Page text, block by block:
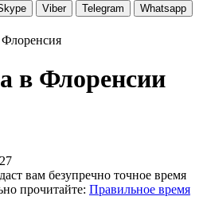
Viber Telegram
Whatsapp
Флоренсия
в Флоренсии
вам безупречно точное время
прочитайте: Правильное время